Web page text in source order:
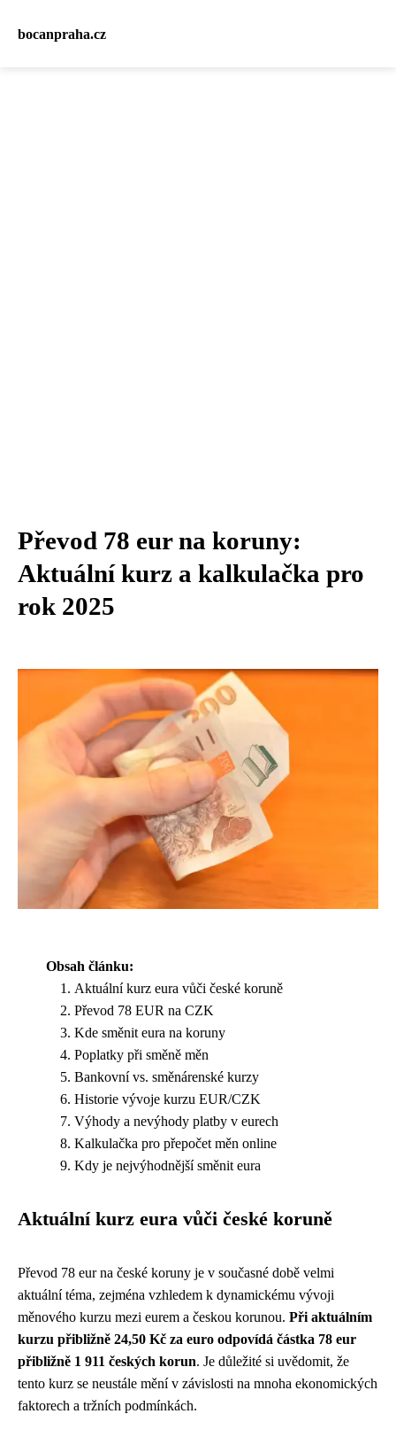
bocanpraha.cz
Převod 78 eur na koruny:
Aktuální kurz a kalkulačka pro
rok 2025
Obsah článku:
Aktuální kurz eura vůči české koruně
Převod 78 EUR na CZK
Kde směnit eura na koruny
Poplatky při směně měn
Bankovní vs. směnárenské kurzy
Historie vývoje kurzu EUR/CZK
Výhody a nevýhody platby v eurech
Kalkulačka pro přepočet měn online
Kdy je nejvýhodnější směnit eura
Aktuální kurz eura vůči české koruně
Převod 78 eur na české koruny je v současné době velmi
aktuální téma, zejména vzhledem k dynamickému vývoji
měnového kurzu mezi eurem a českou korunou. Při aktuálním
kurzu přibližně 24,50 Kč za euro odpovídá částka 78 eur
přibližně 1 911 českých korun. Je důležité si uvědomit, že
tento kurz se neustále mění v závislosti na mnoha ekonomických
faktorech a tržních podmínkách.